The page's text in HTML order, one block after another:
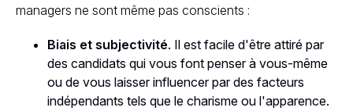
managers ne sont même pas conscients :
Biais et subjectivité. Il est facile d'être attiré par
des candidats qui vous font penser à vous-même
ou de vous laisser influencer par des facteurs
indépendants tels que le charisme ou l'apparence.